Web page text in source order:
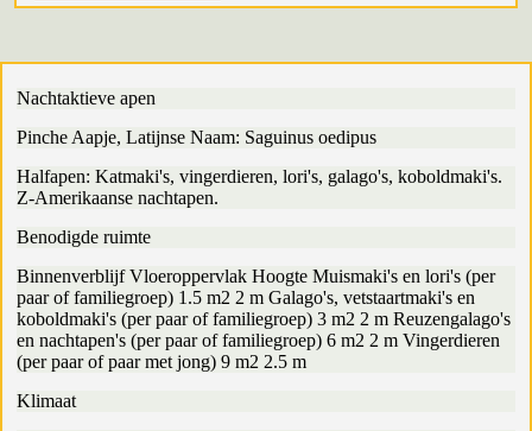
Nachtaktieve apen
Pinche Aapje, Latijnse Naam: Saguinus oedipus
Halfapen: Katmaki's, vingerdieren, lori's, galago's, koboldmaki's.
Z-Amerikaanse nachtapen.
Benodigde ruimte
Binnenverblijf Vloeroppervlak Hoogte Muismaki's en lori's (per
paar of familiegroep) 1.5 m2 2 m Galago's, vetstaartmaki's en
koboldmaki's (per paar of familiegroep) 3 m2 2 m Reuzengalago's
en nachtapen's (per paar of familiegroep) 6 m2 2 m Vingerdieren
(per paar of paar met jong) 9 m2 2.5 m
Klimaat